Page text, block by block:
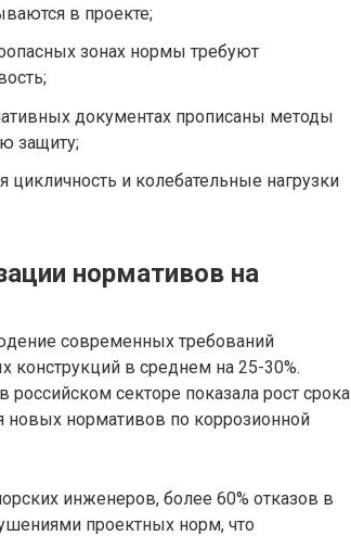
в проекте;
зонах нормы требуют
документах прописаны методы
защиту;
цикличность и колебательные нагрузки
нормативов на
современных требований
конструкций в среднем на 25-30%.
секторе показала рост срока
новых нормативов по коррозионной
инженеров, более 60% отказов в
проектных норм, что